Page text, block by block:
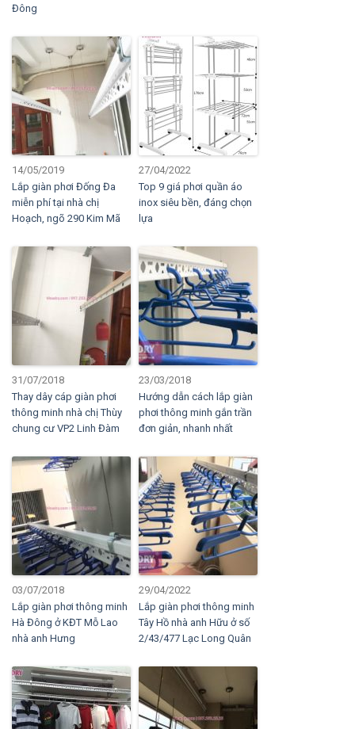
Đông
14/05/2019
Lắp giàn phơi Đống Đa
miễn phí tại nhà chị
Hoạch, ngõ 290 Kim Mã
27/04/2022
Top 9 giá phơi quần áo
inox siêu bền, đáng chọn
lựa
31/07/2018
Thay dây cáp giàn phơi
thông minh nhà chị Thùy
chung cư VP2 Linh Đàm
23/03/2018
Hướng dẫn cách lắp giàn
phơi thông minh gắn trần
đơn giản, nhanh nhất
03/07/2018
Lắp giàn phơi thông minh
Hà Đông ở KĐT Mỗ Lao
nhà anh Hưng
29/04/2022
Lắp giàn phơi thông minh
Tây Hồ nhà anh Hữu ở số
2/43/477 Lạc Long Quân